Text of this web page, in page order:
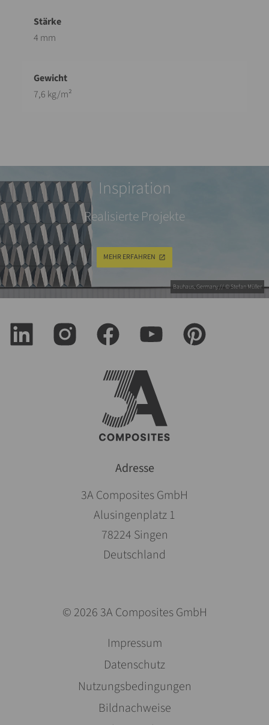
4 mm
7,6 kg/m²
Bauhaus, Germany // © Stefan Müller
Inspiration
Realisierte Projekte
MEHR ERFAHREN
Adresse
3A Composites GmbH
Alusingenplatz 1
78224 Singen
Deutschland
© 2026 3A Composites GmbH
Navigation
überspringen
Impressum
Datenschutz
Nutzungsbedingungen
Bildnachweise